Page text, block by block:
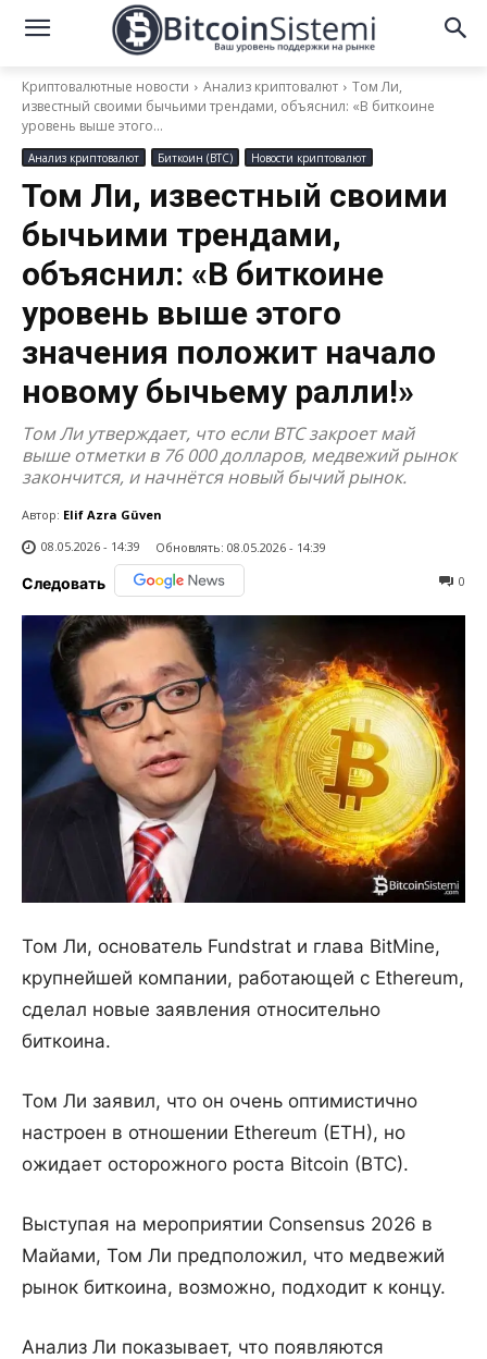
Криптовалютные новости Анализ криптовалют
Том Ли,
известный своими бычьими трендами, объяснил: «В биткоине
уровень выше этого...
Анализ криптовалют Биткоин (BTC) Новости криптовалют
Том Ли, известный своими
бычьими трендами,
объяснил: «В биткоине
уровень выше этого
значения положит начало
новому бычьему ралли!»
Том Ли утверждает, что если BTC закроет май
выше отметки в 76 000 долларов, медвежий рынок
закончится, и начнётся новый бычий рынок.
Автор: Elif Azra Güven
08.05.2026 - 14:39
Обновлять: 08.05.2026 - 14:39
Следовать 0
Том Ли, основатель Fundstrat и глава BitMine,
крупнейшей компании, работающей с Ethereum,
сделал новые заявления относительно
биткоина.
Том Ли заявил, что он очень оптимистично
настроен в отношении Ethereum (ETH), но
ожидает осторожного роста Bitcoin (BTC).
Выступая на мероприятии Consensus 2026 в
Майами, Том Ли предположил, что медвежий
рынок биткоина, возможно, подходит к концу.
Анализ Ли показывает, что появляются